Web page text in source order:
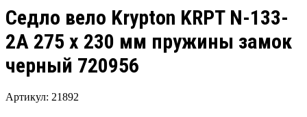
Седло вело Krypton KRPT N-133-
2A 275 x 230 мм пружины замок
черный 720956
Артикул: 21892